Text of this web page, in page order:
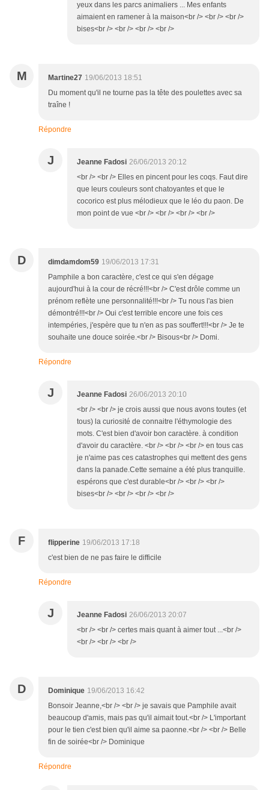
yeux dans les parcs animaliers ... Mes enfants
aimaient en ramener à la maison<br /> <br /> <br />
bises<br /> <br /> <br /> <br />
M Martine27 19/06/2013 18:51
Du moment qu'il ne tourne pas la tête des poulettes avec sa
traîne !
Répondre
J Jeanne Fadosi 26/06/2013 20:12
<br /> <br /> Elles en pincent pour les coqs. Faut dire
que leurs couleurs sont chatoyantes et que le
cocorico est plus mélodieux que le léo du paon. De
mon point de vue <br /> <br /> <br /> <br />
D dimdamdom59 19/06/2013 17:31
Pamphile a bon caractère, c'est ce qui s'en dégage
aujourd'hui à la cour de récré!!!<br /> C'est drôle comme un
prénom reflète une personnalité!!!<br /> Tu nous l'as bien
démontré!!!<br /> Oui c'est terrible encore une fois ces
intempéries, j'espère que tu n'en as pas souffert!!!<br /> Je te
souhaite une douce soirée.<br /> Bisous<br /> Domi.
Répondre
J Jeanne Fadosi 26/06/2013 20:10
<br /> <br /> je crois aussi que nous avons toutes (et
tous) la curiosité de connaitre l'éthymologie des
mots. C'est bien d'avoir bon caractère. à condition
d'avoir du caractère. <br /> <br /> <br /> en tous cas
je n'aime pas ces catastrophes qui mettent des gens
dans la panade.Cette semaine a été plus tranquille.
espérons que c'est durable<br /> <br /> <br />
bises<br /> <br /> <br /> <br />
F flipperine 19/06/2013 17:18
c'est bien de ne pas faire le difficile
Répondre
J Jeanne Fadosi 26/06/2013 20:07
<br /> <br /> certes mais quant à aimer tout ...<br />
<br /> <br /> <br />
D Dominique 19/06/2013 16:42
Bonsoir Jeanne,<br /> <br /> je savais que Pamphile avait
beaucoup d'amis, mais pas qu'il aimait tout.<br /> L'important
pour le tien c'est bien qu'il aime sa paonne.<br /> <br /> Belle
fin de soirée<br /> Dominique
Répondre